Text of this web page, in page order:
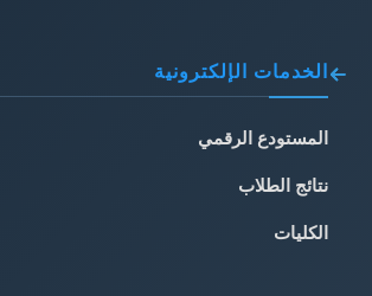
الخدمات الإلكترونية
المستودع الرقمي
نتائج الطلاب
الكليات